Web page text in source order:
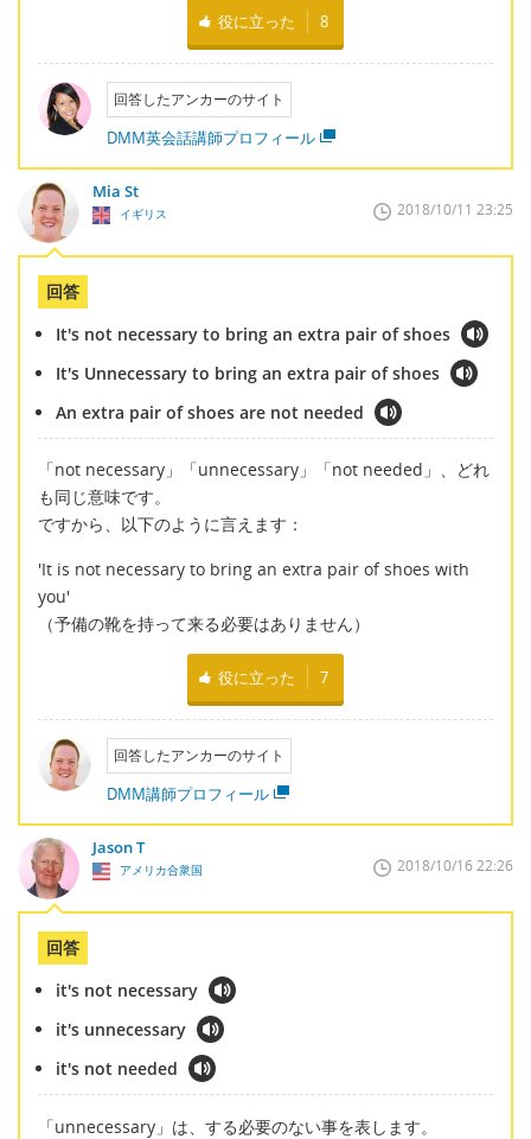
役に立った 8
回答したアンカーのサイト
DMM英会話講師プロフィール
Mia St
イギリス 2018/10/11 23:25
回答
It's not necessary to bring an extra pair of shoes
It's Unnecessary to bring an extra pair of shoes
An extra pair of shoes are not needed
「not necessary」「unnecessary」「not needed」、どれ
も同じ意味です。
ですから、以下のように言えます：
'It is not necessary to bring an extra pair of shoes with
you'
（予備の靴を持って来る必要はありません）
役に立った 7
回答したアンカーのサイト
DMM講師プロフィール
Jason T
アメリカ合衆国 2018/10/16 22:26
回答
it's not necessary
it's unnecessary
it's not needed
「unnecessary」は、する必要のない事を表します。